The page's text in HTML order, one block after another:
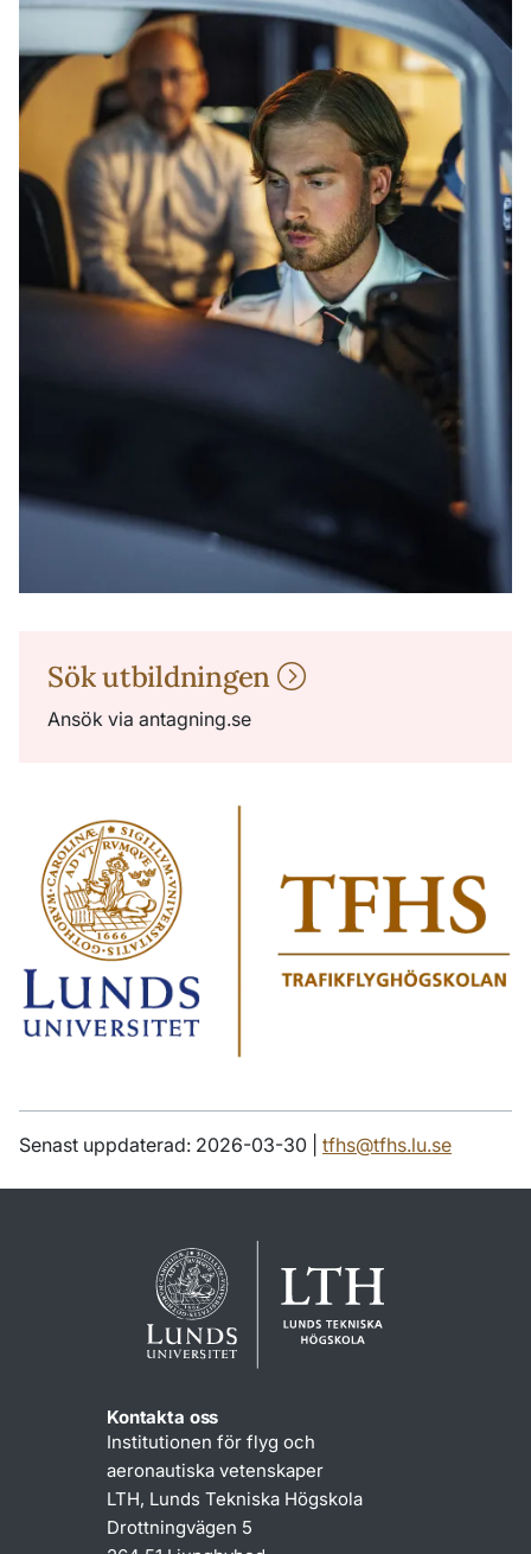
Sök utbildningen
Ansök via antagning.se
Senast uppdaterad: 2026-03-30 | tfhs@tfhs.lu.se
Kontakta oss
Institutionen för flyg och
aeronautiska vetenskaper
LTH, Lunds Tekniska Högskola
Drottningvägen 5